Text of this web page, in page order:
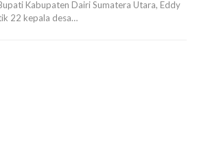
Kabupaten Dairi Sumatera Utara, Eddy
22 kepala desa…